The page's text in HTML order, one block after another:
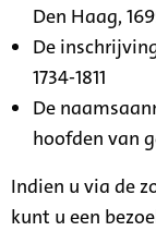
Den Haag,
De
1734-1811
De
hoofden van
Indien u via de
kunt u een